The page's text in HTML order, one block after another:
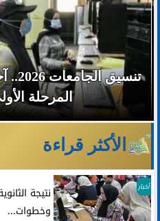
المرحلة
الأكثر قراءة
أخبار
وخطوات...